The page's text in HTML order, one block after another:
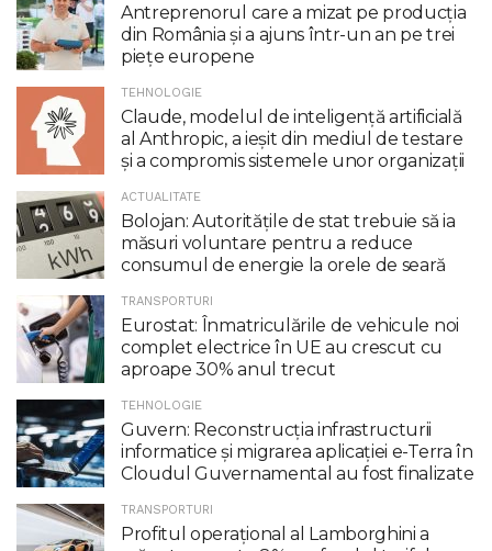
Antreprenorul care a mizat pe producția
din România și a ajuns într-un an pe trei
piețe europene
TEHNOLOGIE
Claude, modelul de inteligenţă artificială
al Anthropic, a ieşit din mediul de testare
şi a compromis sistemele unor organizaţii
ACTUALITATE
Bolojan: Autoritățile de stat trebuie să ia
măsuri voluntare pentru a reduce
consumul de energie la orele de seară
TRANSPORTURI
Eurostat: Înmatriculările de vehicule noi
complet electrice în UE au crescut cu
aproape 30% anul trecut
TEHNOLOGIE
Guvern: Reconstrucția infrastructurii
informatice și migrarea aplicației e-Terra în
Cloudul Guvernamental au fost finalizate
TRANSPORTURI
Profitul operaţional al Lamborghini a